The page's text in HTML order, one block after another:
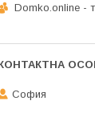
Domko.online -
София